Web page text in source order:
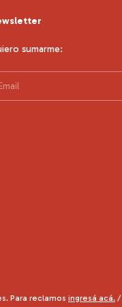
sumarme:
Para reclamos ingresá acá. /